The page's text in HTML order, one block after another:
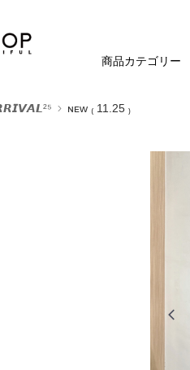
商品カテゴリー
ɴᴇᴡ ₍ 11.25 ₎